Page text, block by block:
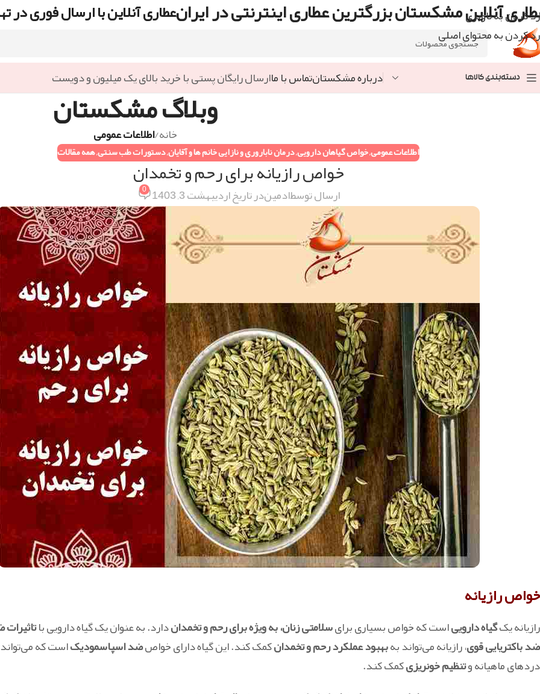
رد کردن به ناوبری
رد کردن به محتوای اصلی
آنلاین مشکستان بزرگترین عطاری اینترنتی در ایرانعطاری آنلاین با ارسال فوری در
دسته‌بندی کالاها درباره مشکستانتماس با ماارسال رایگان پستی با خرید بالای یک میلیون و دویست
وبلاگ مشکستان
خانه/اطلاعات عمومی
اطلاعات عمومی,خواص گیاهان دارویی,درمان ناباروری و نازایی خانم ها و آقایان,دستورات طب سنتی,همه مقالات
خواص رازیانه برای رحم و تخمدان
ارسال توسطادمیندر تاریخ اردیبهشت 3, 1403 0
خواص رازیانه
رازیانه یکگیاه داروییاست که خواص بسیاری برایسلامتی زنان، به ویژه برای رحم و تخمداندارد. به عنوان یک گیاه دارویی باتاثیرات
ضدباکتریایی قوی، رازیانه می‌تواند بهبهبود عملکرد رحم و تخمدانکمک کند. این گیاه دارای خواصضد اسپاسمودیکاست که
دردهای ماهیانه وتنظیم خونریزیکمک کند.